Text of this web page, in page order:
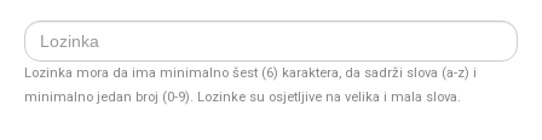
Lozinka mora da ima minimalno šest (6) karaktera, da sadrži slova (a-z) i
minimalno jedan broj (0-9). Lozinke su osjetljive na velika i mala slova.